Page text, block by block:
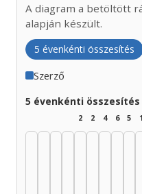
A diagram a betöltött
alapján készült.
5 évenkénti összesítés
Szerző
5 évenkénti összesítés
2 2 4 6 5 1